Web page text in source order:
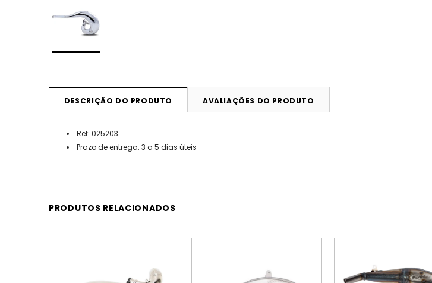
DESCRIÇÃO DO PRODUTO AVALIAÇÕES DO PRODUTO
Ref: 025203
Prazo de entrega: 3 a 5 dias úteis
PRODUTOS RELACIONADOS